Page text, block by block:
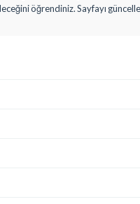
öğrendiniz. Sayfayı